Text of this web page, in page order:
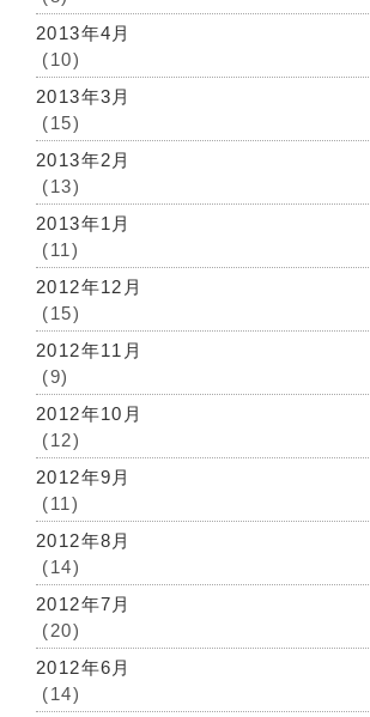
2013年4月
(10)
2013年3月
(15)
2013年2月
(13)
2013年1月
(11)
2012年12月
(15)
2012年11月
(9)
2012年10月
(12)
2012年9月
(11)
2012年8月
(14)
2012年7月
(20)
2012年6月
(14)